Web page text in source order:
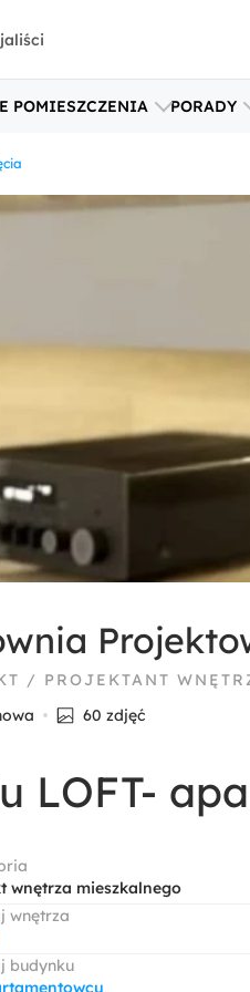
POMIESZCZENIA PORADY
/ PROJEKTANT
60 zdjęć
LOFT-
wnętrza mieszkalnego
wnętrza
budynku